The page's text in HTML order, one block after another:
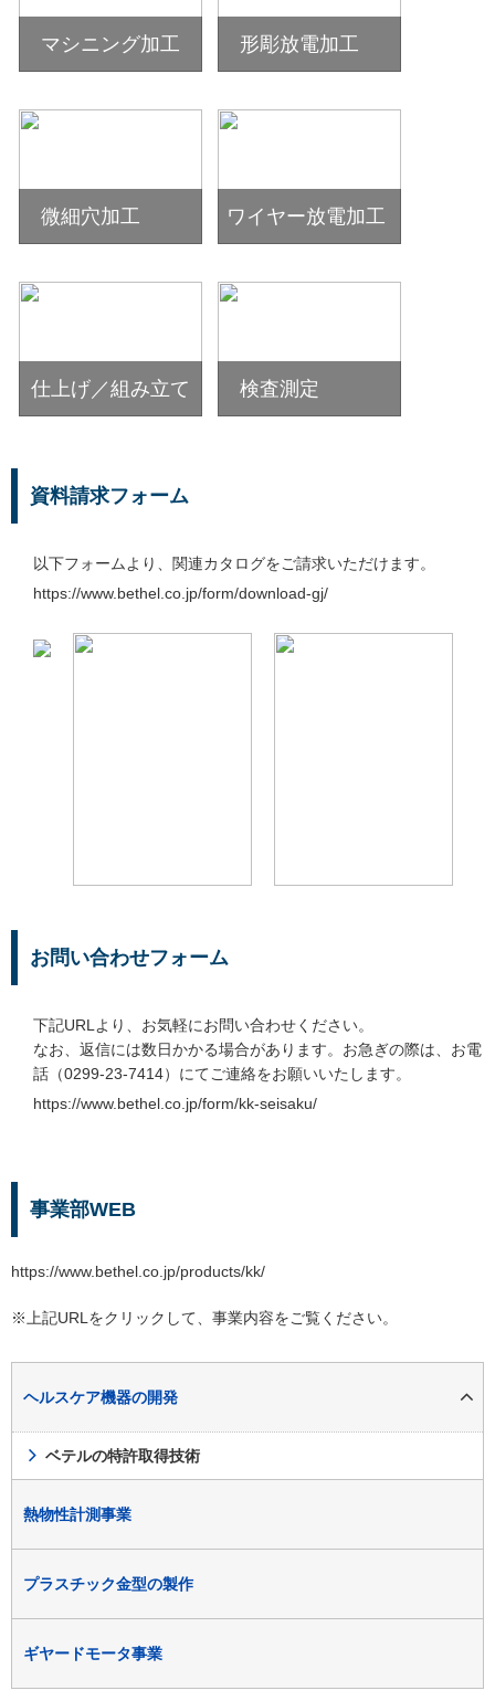
マシニング加工 形彫放電加工
微細穴加工 ワイヤー放電加工
仕上げ／組み立て 検査測定
資料請求フォーム
以下フォームより、関連カタログをご請求いただけます。
https://www.bethel.co.jp/form/download-gj/
お問い合わせフォーム
下記URLより、お気軽にお問い合わせください。
なお、返信には数日かかる場合があります。お急ぎの際は、お電
話（0299-23-7414）にてご連絡をお願いいたします。
https://www.bethel.co.jp/form/kk-seisaku/
事業部WEB
https://www.bethel.co.jp/products/kk/
※上記URLをクリックして、事業内容をご覧ください。
ヘルスケア機器の開発
ベテルの特許取得技術
熱物性計測事業
プラスチック金型の製作
ギヤードモータ事業